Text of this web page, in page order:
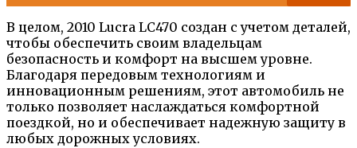
В целом, 2010 Lucra LC470 создан с учетом деталей,
чтобы обеспечить своим владельцам
безопасность и комфорт на высшем уровне.
Благодаря передовым технологиям и
инновационным решениям, этот автомобиль не
только позволяет наслаждаться комфортной
поездкой, но и обеспечивает надежную защиту в
любых дорожных условиях.